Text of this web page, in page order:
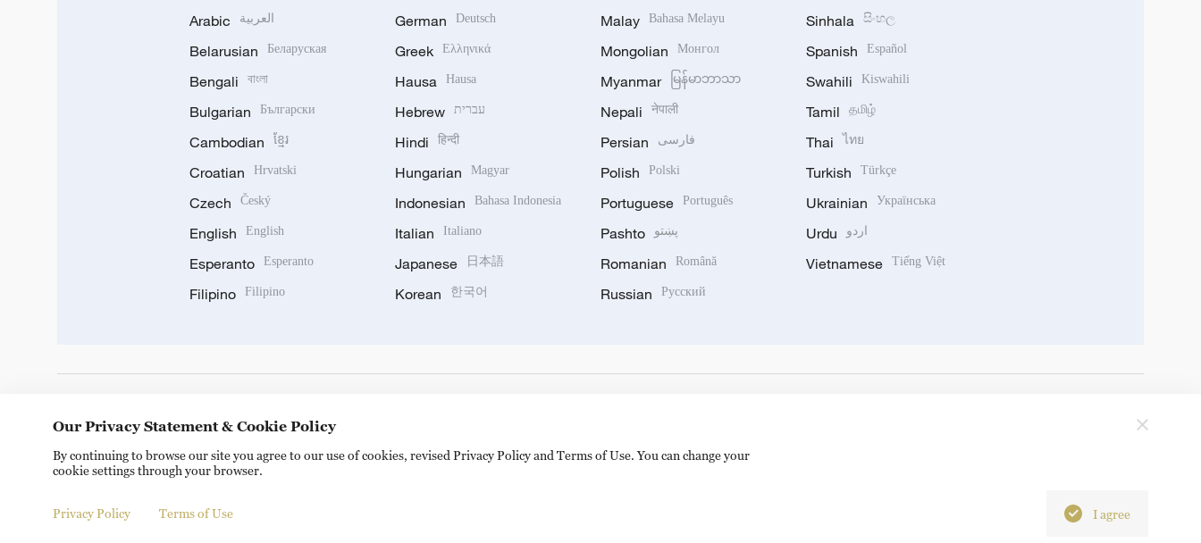
Arabic العربية
Belarusian Беларуская
Bengali বাংলা
Bulgarian Български
Cambodian ខ្មែរ
Croatian Hrvatski
Czech Český
English English
Esperanto Esperanto
Filipino Filipino
German Deutsch
Greek Ελληνικά
Hausa Hausa
Hebrew עברית
Hindi हिन्दी
Hungarian Magyar
Indonesian Bahasa Indonesia
Italian Italiano
Japanese 日本語
Korean 한국어
Malay Bahasa Melayu
Mongolian Монгол
Myanmar မြန်မာဘာသာ
Nepali नेपाली
Persian فارسی
Polish Polski
Portuguese Português
Pashto پښتو
Romanian Română
Russian Русский
Sinhala සිංහල
Spanish Español
Swahili Kiswahili
Tamil தமிழ்
Thai ไทย
Turkish Türkçe
Ukrainian Українська
Urdu اردو
Vietnamese Tiếng Việt
Copyright © 2024 CGTN. 京ICP备20000184号
Our Privacy Statement & Cookie Policy
By continuing to browse our site you agree to our use of cookies, revised Privacy Policy and Terms of Use. You can change your
cookie settings through your browser.
Privacy Policy Terms of Use I agree